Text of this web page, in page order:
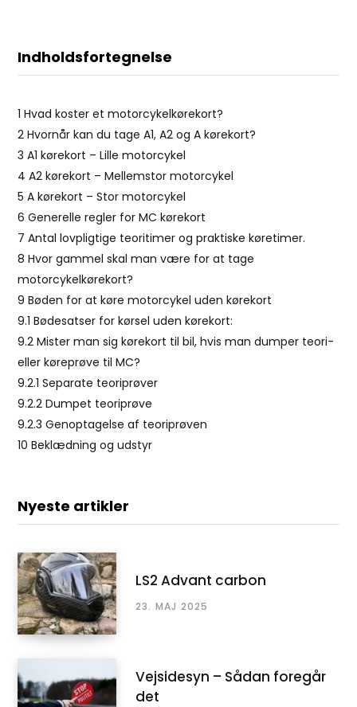
Indholdsfortegnelse
1 Hvad koster et motorcykelkørekort?
2 Hvornår kan du tage A1, A2 og A kørekort?
3 A1 kørekort – Lille motorcykel
4 A2 kørekort – Mellemstor motorcykel
5 A kørekort – Stor motorcykel
6 Generelle regler for MC kørekort
7 Antal lovpligtige teoritimer og praktiske køretimer.
8 Hvor gammel skal man være for at tage
motorcykelkørekort?
9 Bøden for at køre motorcykel uden kørekort
9.1 Bødesatser for kørsel uden kørekort:
9.2 Mister man sig kørekort til bil, hvis man dumper teori-
eller køreprøve til MC?
9.2.1 Separate teoriprøver
9.2.2 Dumpet teoriprøve
9.2.3 Genoptagelse af teoriprøven
10 Beklædning og udstyr
Nyeste artikler
LS2 Advant carbon
23. MAJ 2025
Vejsidesyn – Sådan foregår
det